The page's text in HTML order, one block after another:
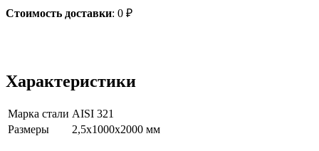
Стоимость доставки: 0 ₽
Характеристики
Марка стали AISI 321
Размеры
2,5х1000х2000 мм